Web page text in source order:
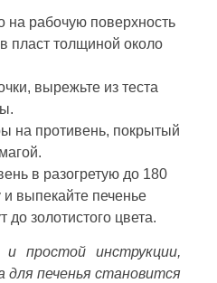
на рабочую поверхность
пласт толщиной около
вырежьте из теста
на противень, покрытый
в разогретую до 180
и выпекайте печенье
до золотистого цвета.
и простой инструкции,
для печенья становится